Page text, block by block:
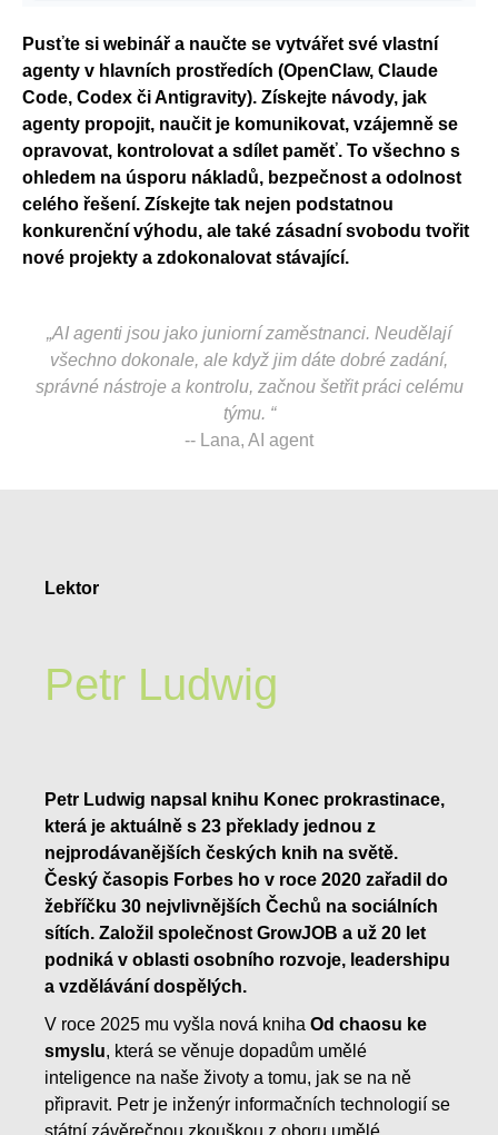
Pusťte si webinář a naučte se vytvářet své vlastní
agenty v hlavních prostředích (OpenClaw, Claude
Code, Codex či Antigravity). Získejte návody, jak
agenty propojit, naučit je komunikovat, vzájemně se
opravovat, kontrolovat a sdílet paměť. To všechno s
ohledem na úsporu nákladů, bezpečnost a odolnost
celého řešení. Získejte tak nejen podstatnou
konkurenční výhodu, ale také zásadní svobodu tvořit
nové projekty a zdokonalovat stávající.
„AI agenti jsou jako juniorní zaměstnanci. Neudělají
všechno dokonale, ale když jim dáte dobré zadání,
správné nástroje a kontrolu, začnou šetřit práci celému
týmu. “
-- Lana, AI agent
Lektor
Petr Ludwig
Petr Ludwig napsal knihu Konec prokrastinace,
která je aktuálně s 23 překlady jednou z
nejprodávanějších českých knih na světě.
Český časopis Forbes ho v roce 2020 zařadil do
žebříčku 30 nejvlivnějších Čechů na sociálních
sítích. Založil společnost GrowJOB a už 20 let
podniká v oblasti osobního rozvoje, leadershipu
a vzdělávání dospělých.
V roce 2025 mu vyšla nová kniha Od chaosu ke
smyslu, která se věnuje dopadům umělé
inteligence na naše životy a tomu, jak se na ně
připravit. Petr je inženýr informačních technologií se
státní závěrečnou zkouškou z oboru umělé